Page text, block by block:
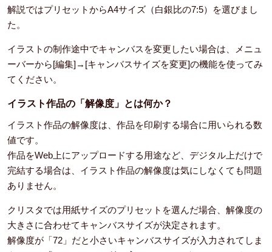
解説ではプリセットからA4サイズ（白銀比の7:5）を選びまし
た。
イラストの制作途中でキャンバスを変更したい場合は、メニュ
ーバーから[編集]→[キャンバスサイズを変更]の機能を使ってみ
てください。
イラスト作品の「解像度」とは何か？
イラスト作品の解像度は、作品を印刷する場合に用いられる数
値です。
作品をWeb上にアップロードする用途など、デジタル上だけで
完結する場合は、イラスト作品の解像度は気にしなくても問題
ありません。
クリスタでは用紙サイズのプリセットを選んだ場合、解像度の
大きさに合わせてキャンバスサイズが決定されます。
解像度が「72」だと小さいキャンバスサイズが入力されてしま